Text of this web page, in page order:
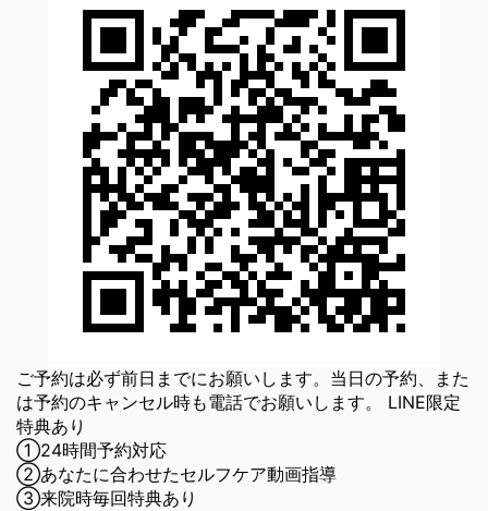
ご予約は必ず前日までにお願いします。当日の予約、また
は予約のキャンセル時も電話でお願いします。 LINE限定
特典あり
①24時間予約対応
②あなたに合わせたセルフケア動画指導
③来院時毎回特典あり